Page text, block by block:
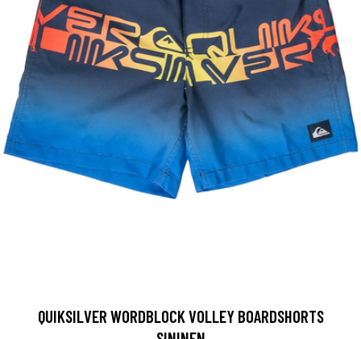
QUIKSILVER WORDBLOCK VOLLEY BOARDSHORTS